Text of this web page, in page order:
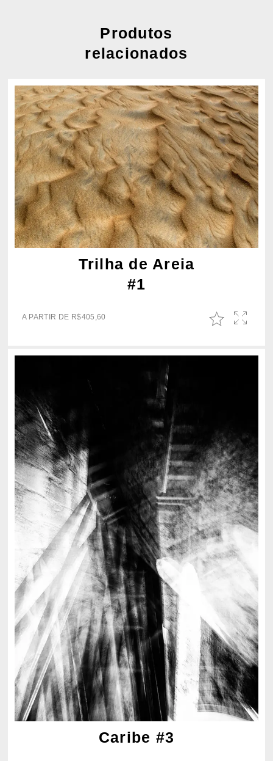
Produtos
relacionados
Trilha de Areia
#1
A PARTIR DE R$405,60
Caribe #3